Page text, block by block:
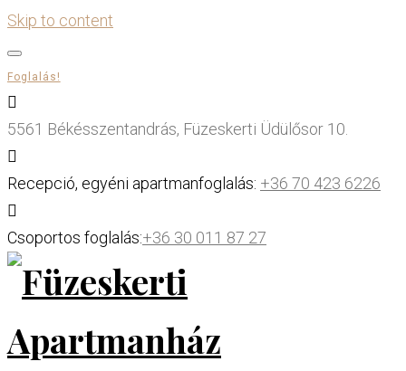
Skip to content
Foglalás!
5561 Békésszentandrás, Füzeskerti Üdülősor 10.
Recepció, egyéni apartmanfoglalás: +36 70 423 6226
Csoportos foglalás:+36 30 011 87 27